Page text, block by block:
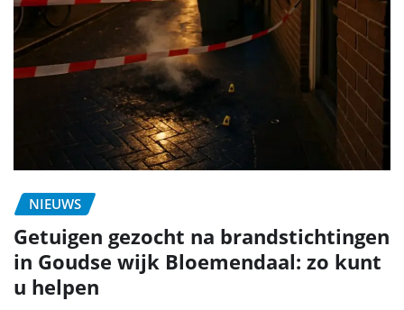
NIEUWS
Getuigen gezocht na brandstichtingen
in Goudse wijk Bloemendaal: zo kunt
u helpen